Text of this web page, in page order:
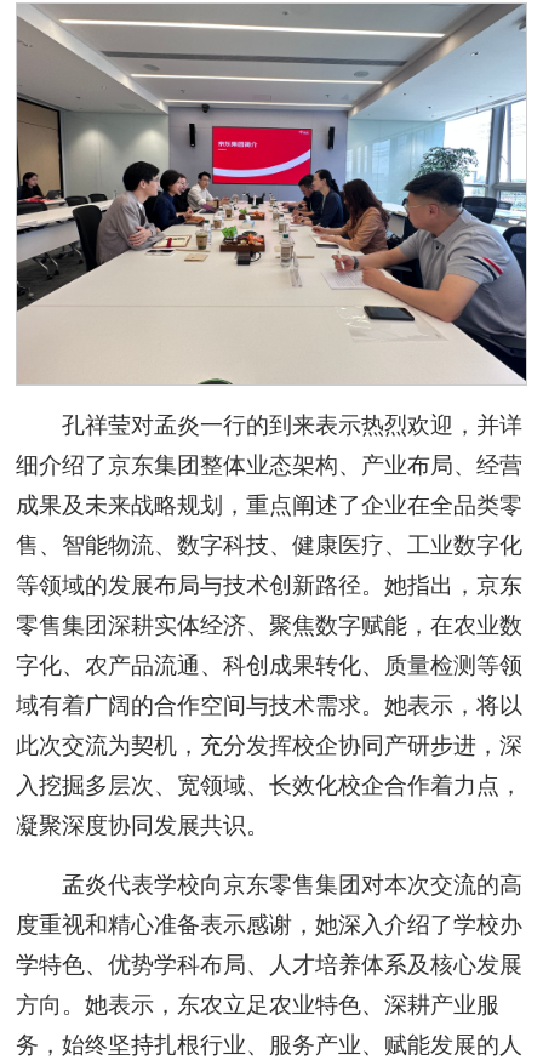
孔祥莹对孟炎一行的到来表示热烈欢迎，并详
细介绍了京东集团整体业态架构、产业布局、经营
成果及未来战略规划，重点阐述了企业在全品类零
售、智能物流、数字科技、健康医疗、工业数字化
等领域的发展布局与技术创新路径。她指出，京东
零售集团深耕实体经济、聚焦数字赋能，在农业数
字化、农产品流通、科创成果转化、质量检测等领
域有着广阔的合作空间与技术需求。她表示，将以
此次交流为契机，充分发挥校企协同产研步进，深
入挖掘多层次、宽领域、长效化校企合作着力点，
凝聚深度协同发展共识。
孟炎代表学校向京东零售集团对本次交流的高
度重视和精心准备表示感谢，她深入介绍了学校办
学特色、优势学科布局、人才培养体系及核心发展
方向。她表示，东农立足农业特色、深耕产业服
务，始终坚持扎根行业、服务产业、赋能发展的人